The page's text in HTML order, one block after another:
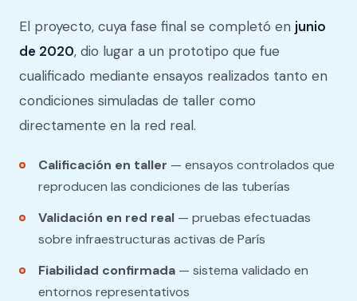
El proyecto, cuya fase final se completó en junio
de 2020, dio lugar a un prototipo que fue
cualificado mediante ensayos realizados tanto en
condiciones simuladas de taller como
directamente en la red real.
Calificación en taller — ensayos controlados que
reproducen las condiciones de las tuberías
Validación en red real — pruebas efectuadas
sobre infraestructuras activas de París
Fiabilidad confirmada — sistema validado en
entornos representativos